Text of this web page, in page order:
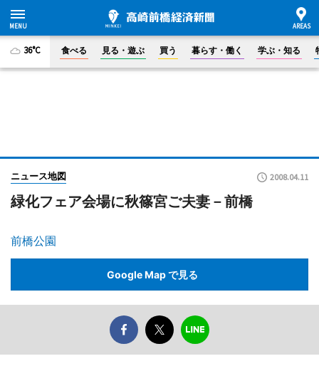
36°C 食べる 見る・遊ぶ 買う 暮らす・働く 学ぶ・知る
ニュース地図 2008.04.11
緑化フェア会場に秋篠宮ご夫妻－前橋
前橋公園
Google Map で見る